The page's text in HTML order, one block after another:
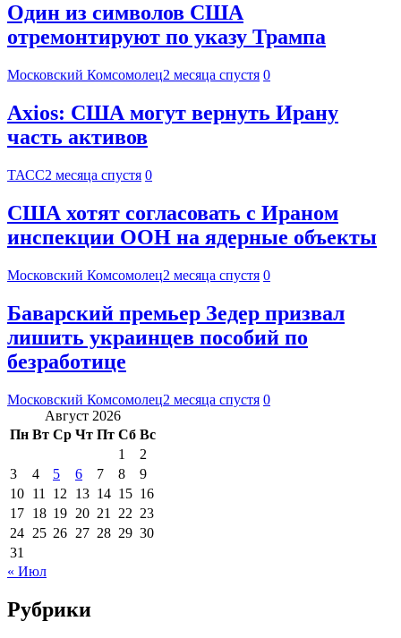
Один из символов США
отремонтируют по указу Трампа
Московский Комсомолец2 месяца спустя 0
Axios: США могут вернуть Ирану
часть активов
ТАСС2 месяца спустя 0
США хотят согласовать с Ираном
инспекции ООН на ядерные объекты
Московский Комсомолец2 месяца спустя 0
Баварский премьер Зедер призвал
лишить украинцев пособий по
безработице
Московский Комсомолец2 месяца спустя 0
Август 2026
Пн Вт Ср Чт Пт Сб Вс
1
2
3
4 5 6 7 8
9
10 11 12 13 14 15 16
17 18 19 20 21 22 23
24 25 26 27 28 29 30
31
« Июл
Рубрики